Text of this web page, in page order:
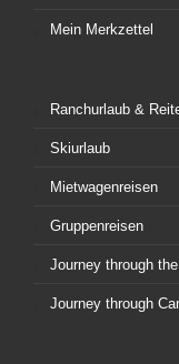
Mein Merkzettel
Ranchurlaub &
Skiurlaub
Mietwagenreisen
Gruppenreisen
Journey through
Journey through